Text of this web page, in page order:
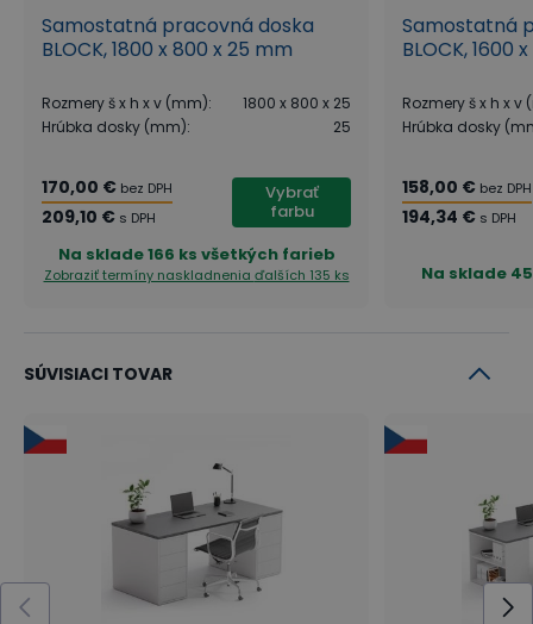
aktuálnych potrieb a potrieb pracovného priestoru.
Rad kancelárskeho nábytku
Kolekcia kancelárskeho nábytku BLOCK
z vlastnej
výroby B2B Partner vnáša do kancelárií
minimalistický dizajn, architektonickú estetiku a
formách, ktoré slúžia nielen ako praktické úložné
Vďaka modulárnym prvkom umožňuje BLOCK
zostavenie pracovných miest
potrebám počas chvíľky.
Inšpirujte sa našimi návrhmi
Samostatná pracovná doska
BLOCK, 1800 x 800 x 25 mm
Rozmery š x h x v (mm):
1800 x 800 x 25
Hrúbka dosky (mm): 25
170,00 € bez DPH
209,10 € s DPH
Vybrať
farbu
Na sklade166 ks všetkých farieb
Zobraziť termíny naskladnenia ďalších 135 ks
Samostatná
BLOCK, 1600
Rozmery š x h x v
Hrúbka dosky
158,00 € bez DPH
194,34 € s DPH
Na sklade
SÚVISIACI TOVAR